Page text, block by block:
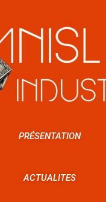
PRÉSENTATION
ACTUALITES